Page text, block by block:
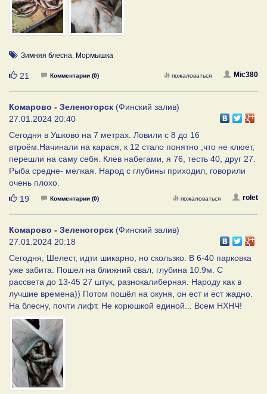
Зимняя блесна Мормышка
Нравится
21 Комментарии (0) Mic380
пожаловаться
Комарово - Зеленогорск (Финский залив)
27.01.2024 20:40
Сегодня в Ушково на 7 метрах. Ловили с 8 до 16
втроём.Начинали на карася, к 12 стало понятно ,что не клюет,
перешли на саму себя. Клев набегами, я 76, тесть 40, друг 27.
Рыба средне- мелкая. Народ с глубины приходил, говорили
очень плохо.
Нравится
19 Комментарии (0) rolet
пожаловаться
Комарово - Зеленогорск (Финский залив)
27.01.2024 20:18
Сегодня, Шелест, идти шикарно, но скользко. В 6-40 парковка
уже забита. Пошел на ближний свал, глубина 10.9м. С
рассвета до 13-45 27 штук, разнокалиберная. Народу как в
лучшие времена)) Потом пошёл на окуня, он ест и ест жадно.
На блесну, почти лифт. Не корюшкой единой... Всем НХНЧ!